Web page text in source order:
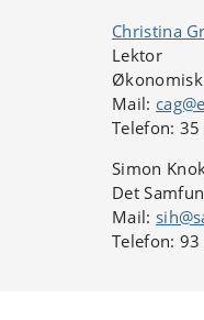
Christina
Lektor
Mail:
Telefon:
Simon
Det
Mail:
Telefon: